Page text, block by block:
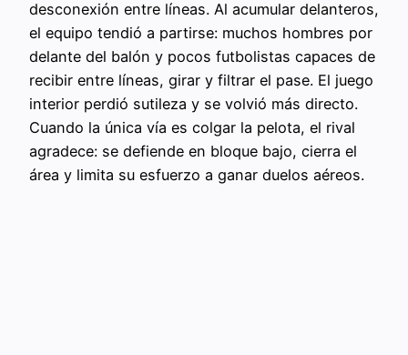
desconexión entre líneas. Al acumular delanteros,
el equipo tendió a partirse: muchos hombres por
delante del balón y pocos futbolistas capaces de
recibir entre líneas, girar y filtrar el pase. El juego
interior perdió sutileza y se volvió más directo.
Cuando la única vía es colgar la pelota, el rival
agradece: se defiende en bloque bajo, cierra el
área y limita su esfuerzo a ganar duelos aéreos.